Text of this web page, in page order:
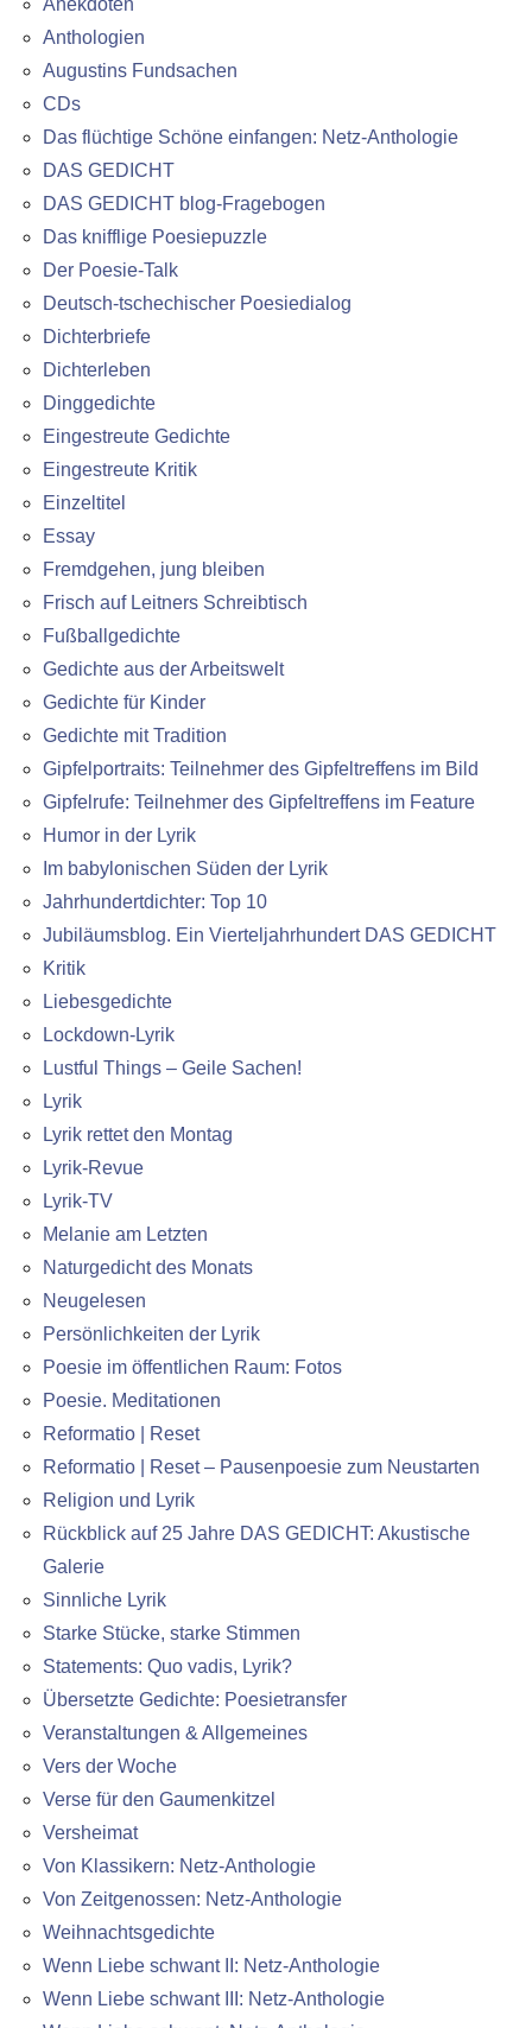
Anekdoten
Anthologien
Augustins Fundsachen
CDs
Das flüchtige Schöne einfangen: Netz-Anthologie
DAS GEDICHT
DAS GEDICHT blog-Fragebogen
Das knifflige Poesiepuzzle
Der Poesie-Talk
Deutsch-tschechischer Poesiedialog
Dichterbriefe
Dichterleben
Dinggedichte
Eingestreute Gedichte
Eingestreute Kritik
Einzeltitel
Essay
Fremdgehen, jung bleiben
Frisch auf Leitners Schreibtisch
Fußballgedichte
Gedichte aus der Arbeitswelt
Gedichte für Kinder
Gedichte mit Tradition
Gipfelportraits: Teilnehmer des Gipfeltreffens im Bild
Gipfelrufe: Teilnehmer des Gipfeltreffens im Feature
Humor in der Lyrik
Im babylonischen Süden der Lyrik
Jahrhundertdichter: Top 10
Jubiläumsblog. Ein Vierteljahrhundert DAS GEDICHT
Kritik
Liebesgedichte
Lockdown-Lyrik
Lustful Things – Geile Sachen!
Lyrik
Lyrik rettet den Montag
Lyrik-Revue
Lyrik-TV
Melanie am Letzten
Naturgedicht des Monats
Neugelesen
Persönlichkeiten der Lyrik
Poesie im öffentlichen Raum: Fotos
Poesie. Meditationen
Reformatio | Reset
Reformatio | Reset – Pausenpoesie zum Neustarten
Religion und Lyrik
Rückblick auf 25 Jahre DAS GEDICHT: Akustische
Galerie
Sinnliche Lyrik
Starke Stücke, starke Stimmen
Statements: Quo vadis, Lyrik?
Übersetzte Gedichte: Poesietransfer
Veranstaltungen & Allgemeines
Vers der Woche
Verse für den Gaumenkitzel
Versheimat
Von Klassikern: Netz-Anthologie
Von Zeitgenossen: Netz-Anthologie
Weihnachtsgedichte
Wenn Liebe schwant II: Netz-Anthologie
Wenn Liebe schwant III: Netz-Anthologie